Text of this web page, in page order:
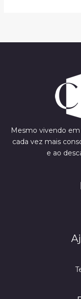
Mesmo vivendo
cada vez mais
e ao